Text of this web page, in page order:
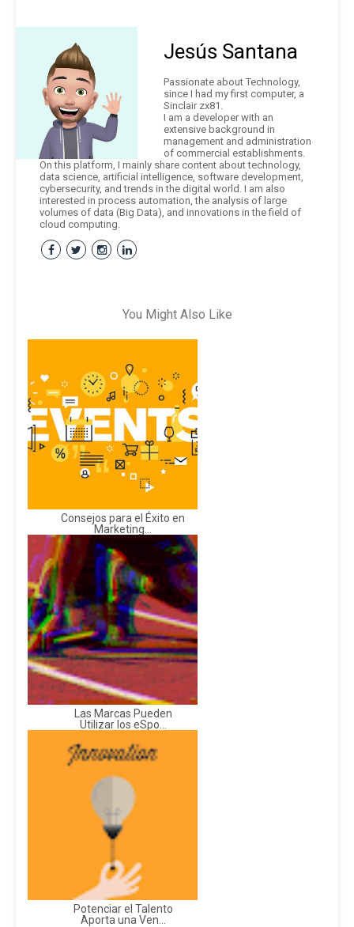
Jesús Santana
Passionate about Technology,
since I had my first computer, a
Sinclair zx81.
I am a developer with an
extensive background in
management and administration
of commercial establishments.
On this platform, I mainly share content about technology,
data science, artificial intelligence, software development,
cybersecurity, and trends in the digital world. I am also
interested in process automation, the analysis of large
volumes of data (Big Data), and innovations in the field of
cloud computing.
You Might Also Like
Consejos para el Éxito en
Marketing...
Las Marcas Pueden
Utilizar los eSpo...
Potenciar el Talento
Aporta una Ven...